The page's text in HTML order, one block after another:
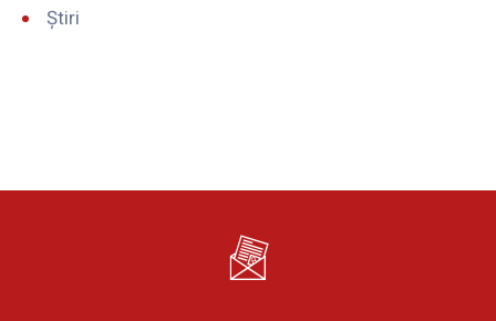
Știri